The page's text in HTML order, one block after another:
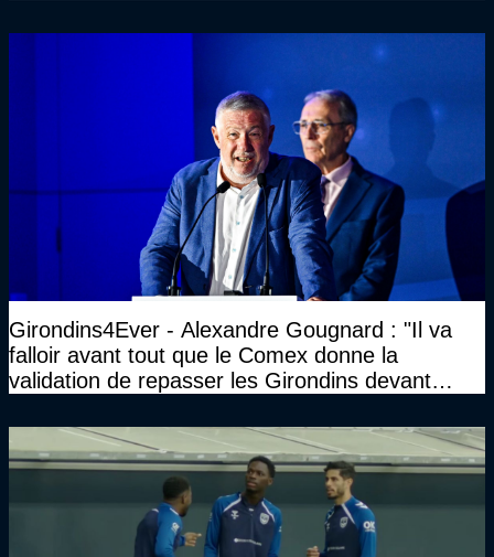
Girondins4Ever - Alexandre Gougnard : "Il va
falloir avant tout que le Comex donne la
validation de repasser les Girondins devant